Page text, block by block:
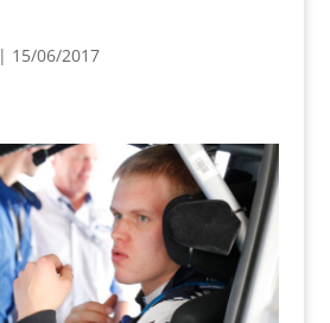
| 15/06/2017